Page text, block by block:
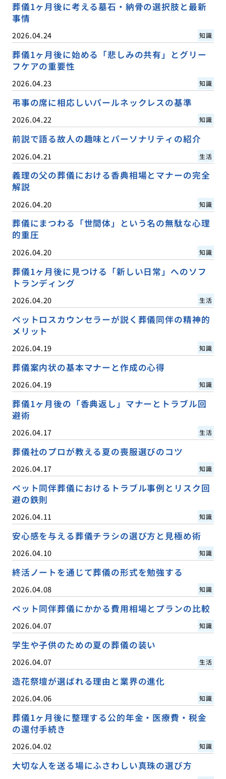
葬儀1ヶ月後に考える墓石・納骨の選択肢と最新
事情
2026.04.24 知識
葬儀1ヶ月後に始める「悲しみの共有」とグリー
フケアの重要性
2026.04.23 知識
弔事の席に相応しいパールネックレスの基準
2026.04.22 知識
前説で語る故人の趣味とパーソナリティの紹介
2026.04.21 生活
義理の父の葬儀における香典相場とマナーの完全
解説
2026.04.20 知識
葬儀にまつわる「世間体」という名の無駄な心理
的重圧
2026.04.20 知識
葬儀1ヶ月後に見つける「新しい日常」へのソフ
トランディング
2026.04.20 生活
ペットロスカウンセラーが説く葬儀同伴の精神的
メリット
2026.04.19 知識
葬儀案内状の基本マナーと作成の心得
2026.04.19 知識
葬儀1ヶ月後の「香典返し」マナーとトラブル回
避術
2026.04.17 生活
葬儀社のプロが教える夏の喪服選びのコツ
2026.04.17 知識
ペット同伴葬儀におけるトラブル事例とリスク回
避の鉄則
2026.04.11 知識
安心感を与える葬儀チラシの選び方と見極め術
2026.04.10 知識
終活ノートを通じて葬儀の形式を勉強する
2026.04.08 知識
ペット同伴葬儀にかかる費用相場とプランの比較
2026.04.07 知識
学生や子供のための夏の葬儀の装い
2026.04.07 生活
造花祭壇が選ばれる理由と業界の進化
2026.04.06 知識
葬儀1ヶ月後に整理する公的年金・医療費・税金
の還付手続き
2026.04.02 知識
大切な人を送る場にふさわしい真珠の選び方